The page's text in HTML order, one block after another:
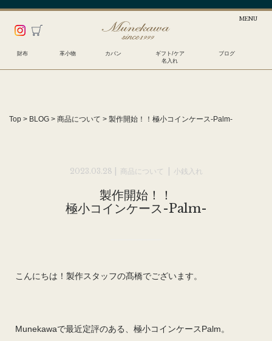
財布 革小物 カバン
ギフト/ケア
名入れ
ブログ
Top > BLOG > 商品について > 製作開始！！ 極小コインケース-Palm-
2023.03.28 | 商品について 小銭入れ
製作開始！！
極小コインケース-Palm-
こんにちは！製作スタッフの髙橋でございます。
Munekawaで最近定評のある、極小コインケースPalm。